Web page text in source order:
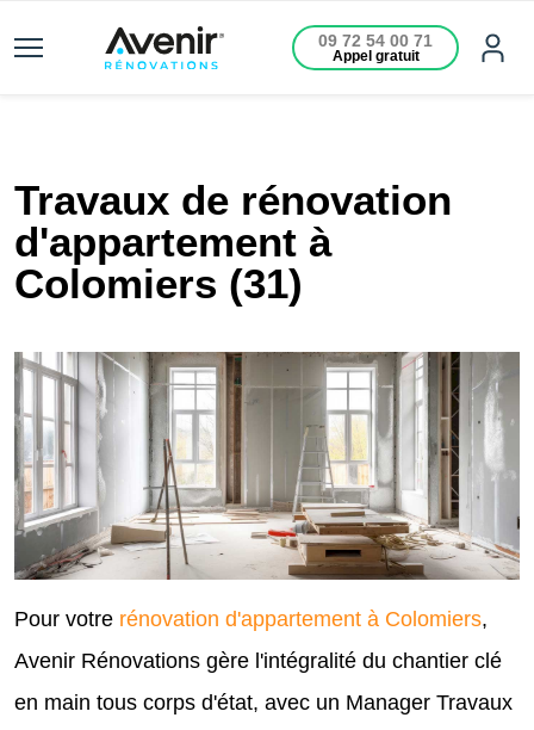
09 72 54 00 71
Appel gratuit
Travaux de rénovation
d'appartement à
Colomiers (31)
Pour votre rénovation d'appartement à Colomiers,
Avenir Rénovations gère l'intégralité du chantier clé
en main tous corps d'état, avec un Manager Travaux